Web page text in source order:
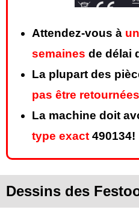
Attendez-vous à
semaines de délai
La plupart des
pas être retournées
La machine doit
type exact 490134!
Dessins des